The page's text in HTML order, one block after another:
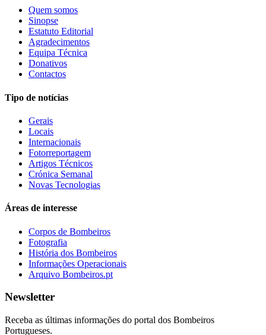
Quem somos
Sinopse
Estatuto Editorial
Agradecimentos
Equipa Técnica
Donativos
Contactos
Tipo de notícias
Gerais
Locais
Internacionais
Fotorreportagem
Artigos Técnicos
Crónica Semanal
Novas Tecnologias
Áreas de interesse
Corpos de Bombeiros
Fotografia
História dos Bombeiros
Informações Operacionais
Arquivo Bombeiros.pt
Newsletter
Receba as últimas informações do portal dos Bombeiros
Portugueses.